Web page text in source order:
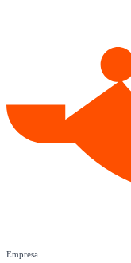
Empresa